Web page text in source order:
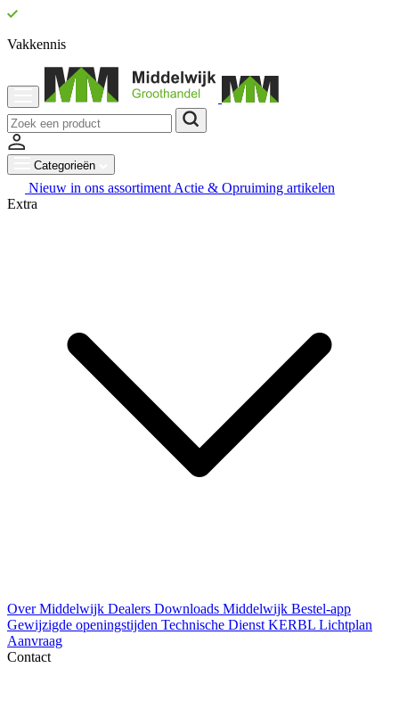
Vakkennis
Categorieën
Nieuw in ons assortiment Actie & Opruiming artikelen
Extra
Over Middelwijk Dealers Downloads Middelwijk Bestel-app
Gewijzigde openingstijden Technische Dienst KERBL Lichtplan
Aanvraag
Contact